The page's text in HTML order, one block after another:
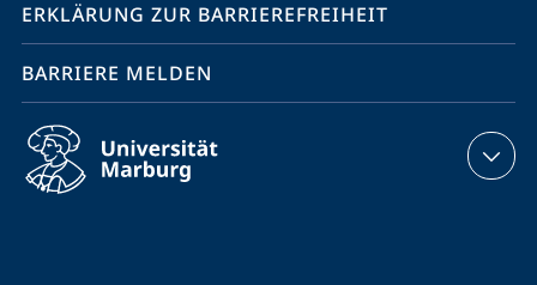
ERKLÄRUNG ZUR BARRIEREFREIHEIT
BARRIERE MELDEN